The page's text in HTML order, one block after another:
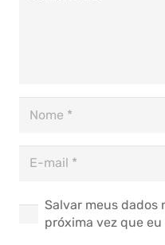
Salvar meus dados
próxima vez que